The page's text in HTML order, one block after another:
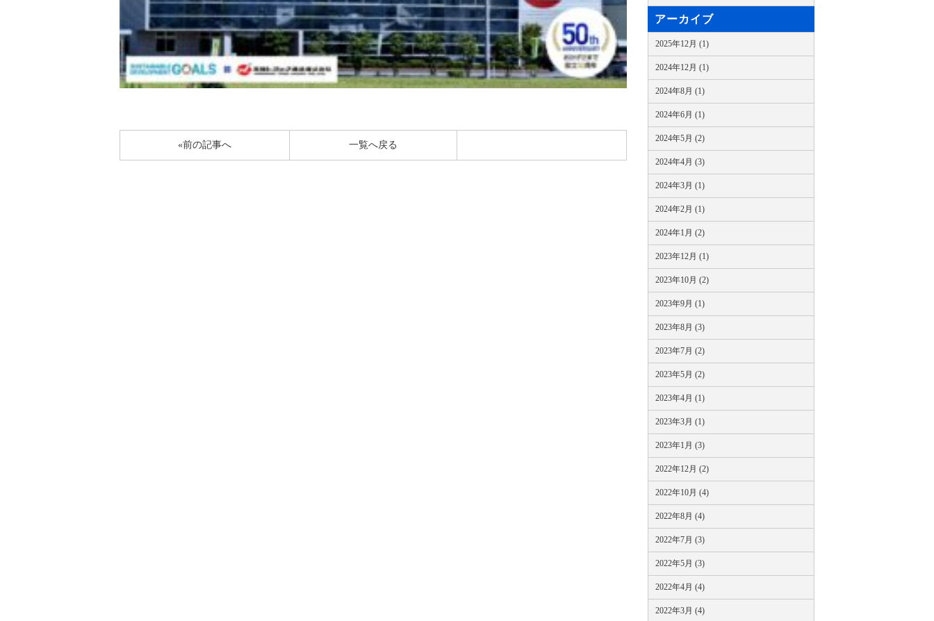
«前の記事へ 一覧へ戻る
アーカイブ
2025年12月 (1)
2024年12月 (1)
2024年8月 (1)
2024年6月 (1)
2024年5月 (2)
2024年4月 (3)
2024年3月 (1)
2024年2月 (1)
2024年1月 (2)
2023年12月 (1)
2023年10月 (2)
2023年9月 (1)
2023年8月 (3)
2023年7月 (2)
2023年5月 (2)
2023年4月 (1)
2023年3月 (1)
2023年1月 (3)
2022年12月 (2)
2022年10月 (4)
2022年8月 (4)
2022年7月 (3)
2022年5月 (3)
2022年4月 (4)
2022年3月 (4)